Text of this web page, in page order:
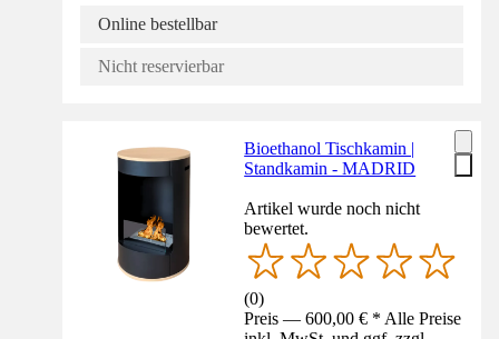
Online bestellbar
Nicht reservierbar
Bioethanol Tischkamin |
Standkamin - MADRID
Artikel wurde noch nicht
bewertet.
(0)
Preis — 600,00 € * Alle Preise